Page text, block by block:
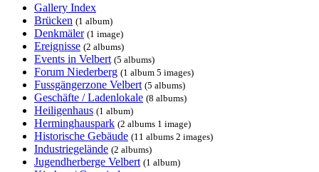
Gallery Index
Brücken (1 album)
Denkmäler (1 image)
Ereignisse (2 albums)
Events in Velbert (5 albums)
Forum Niederberg (1 album 5 images)
Fussgängerzone Velbert (5 albums)
Geschäfte / Ladenlokale (8 albums)
Heiligenhaus (1 album)
Herminghauspark (2 albums 1 image)
Historische Gebäude (11 albums 2 images)
Industriegelände (2 albums)
Jugendherberge Velbert (1 album)